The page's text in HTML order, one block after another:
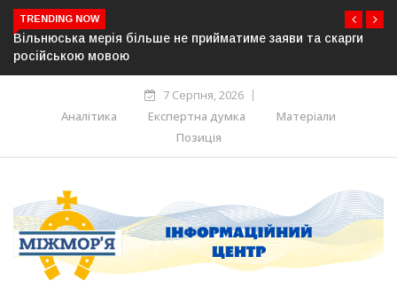
TRENDING NOW
та скарги
В Угорщині можуть обрати нового президента
серпня — фракція «Тиси»
7 Серпня, 2026
Аналітика
Експертна думка
Матеріали
Позиція